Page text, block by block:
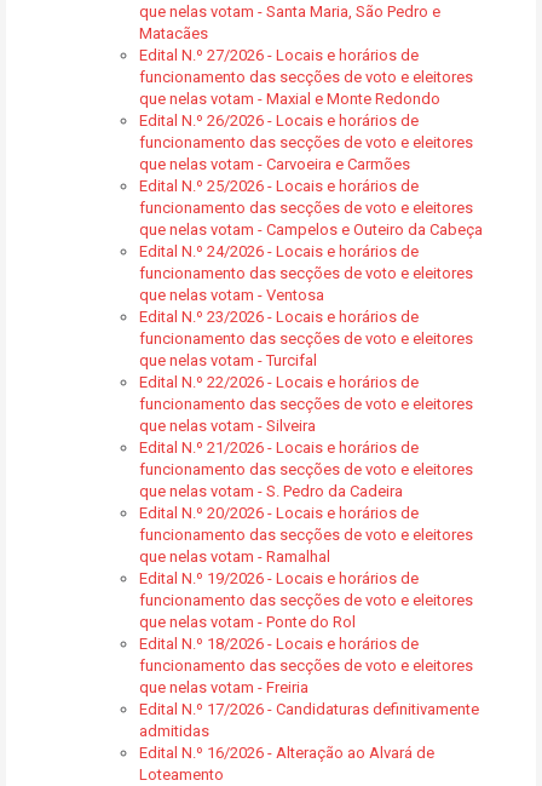
que nelas votam - Santa Maria, São Pedro e
Matacães
Edital N.º 27/2026 - Locais e horários de
funcionamento das secções de voto e eleitores
que nelas votam - Maxial e Monte Redondo
Edital N.º 26/2026 - Locais e horários de
funcionamento das secções de voto e eleitores
que nelas votam - Carvoeira e Carmões
Edital N.º 25/2026 - Locais e horários de
funcionamento das secções de voto e eleitores
que nelas votam - Campelos e Outeiro da Cabeça
Edital N.º 24/2026 - Locais e horários de
funcionamento das secções de voto e eleitores
que nelas votam - Ventosa
Edital N.º 23/2026 - Locais e horários de
funcionamento das secções de voto e eleitores
que nelas votam - Turcifal
Edital N.º 22/2026 - Locais e horários de
funcionamento das secções de voto e eleitores
que nelas votam - Silveira
Edital N.º 21/2026 - Locais e horários de
funcionamento das secções de voto e eleitores
que nelas votam - S. Pedro da Cadeira
Edital N.º 20/2026 - Locais e horários de
funcionamento das secções de voto e eleitores
que nelas votam - Ramalhal
Edital N.º 19/2026 - Locais e horários de
funcionamento das secções de voto e eleitores
que nelas votam - Ponte do Rol
Edital N.º 18/2026 - Locais e horários de
funcionamento das secções de voto e eleitores
que nelas votam - Freiria
Edital N.º 17/2026 - Candidaturas definitivamente
admitidas
Edital N.º 16/2026 - Alteração ao Alvará de
Loteamento